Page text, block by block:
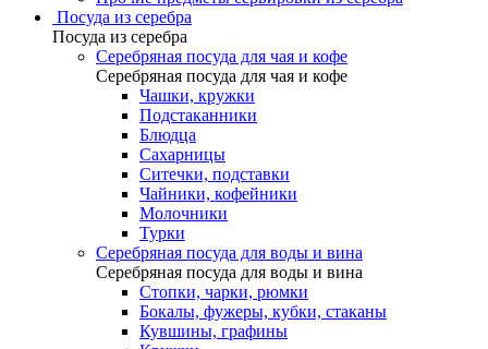
Посуда из серебра
Посуда из серебра
Серебряная посуда для чая и кофе
Серебряная посуда для чая и кофе
Чашки, кружки
Подстаканники
Блюдца
Сахарницы
Ситечки, подставки
Чайники, кофейники
Молочники
Турки
Серебряная посуда для воды и вина
Серебряная посуда для воды и вина
Стопки, чарки, рюмки
Бокалы, фужеры, кубки, стаканы
Кувшины, графины